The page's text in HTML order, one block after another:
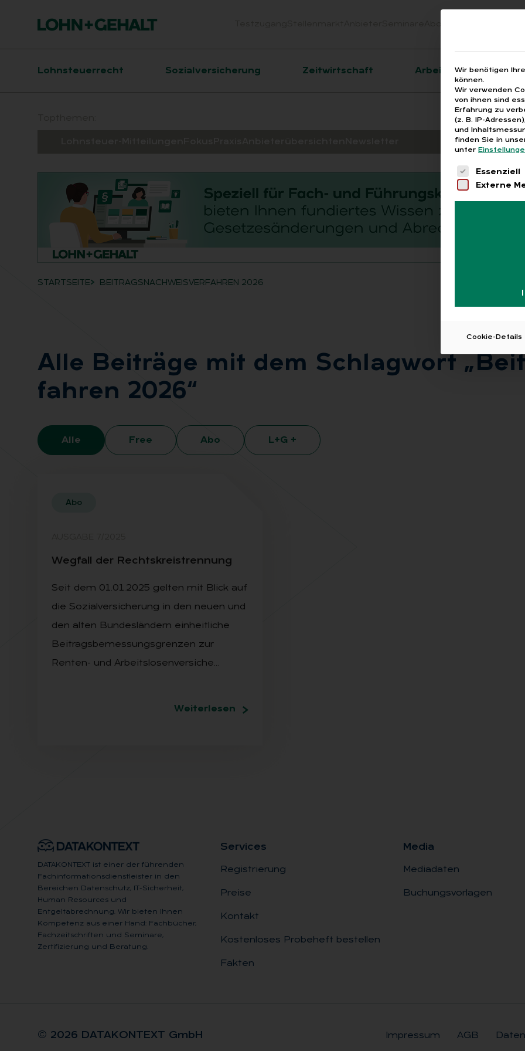
Hauptnavigation
Lohnsteuerrecht Sozialversicherung Zeitwirtschaft Arbeitsrecht
Breadcrumb-Navigation
STARTSEITE BEITRAGSNACHWEISVERFAHREN 2026
Alle Bei­trä­ge mit dem Schlag­wort
fah­ren 2026“
Alle Free Abo L+G +
Abo
Weg­fall der Rechts­kreis­tren­nung
Seit dem 01.01.2025 gelten mit Blick auf
die Sozialversicherung in den neuen und
den alten Bundesländern einheitliche
Beitragsbemessungsgrenzen zur
Renten- und Arbeitslosenversiche…
Weiterlesen
DATAKONTEXT ist einer der führenden
Fachinformationsdienstleister in den
Bereichen Datenschutz, IT-Sicherheit,
Human Resources und
Entgeltabrechnung. Wir bieten Ihnen
Kompetenz aus einer Hand: Fachbücher,
Fachzeitschriften und Seminare,
Zertifizierung und Beratung.
Ser­vices
Registrierung
Preise
Kontakt
Kostenloses Probeheft bestellen
Fakten
Me­dia
Mediadaten
Buchungsvorlagen
© 2026 DA­TA­KON­TEXT GmbH Impressum AGB
Wir benötigen
können.
Wir verwenden
von ihnen sind
Erfahrung zu
(z. B. IP-
und
finden Sie in
unter
Es folgt eine
Essenziell
Externe
Cookie-Details